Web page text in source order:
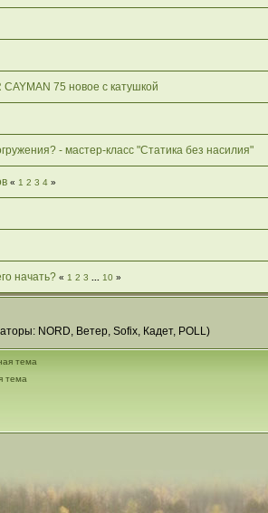
75 новое с катушкой
- мастер-класс "Статика без насилия"
« 1 2 3 4»
начать? « 1 2 3 10»
NORD, Ветер, Sofix, Кадет, POLL)
тема
тема